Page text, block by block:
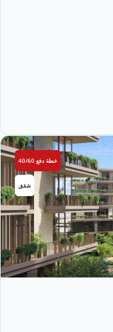
خطة دفع 40/60
شقق